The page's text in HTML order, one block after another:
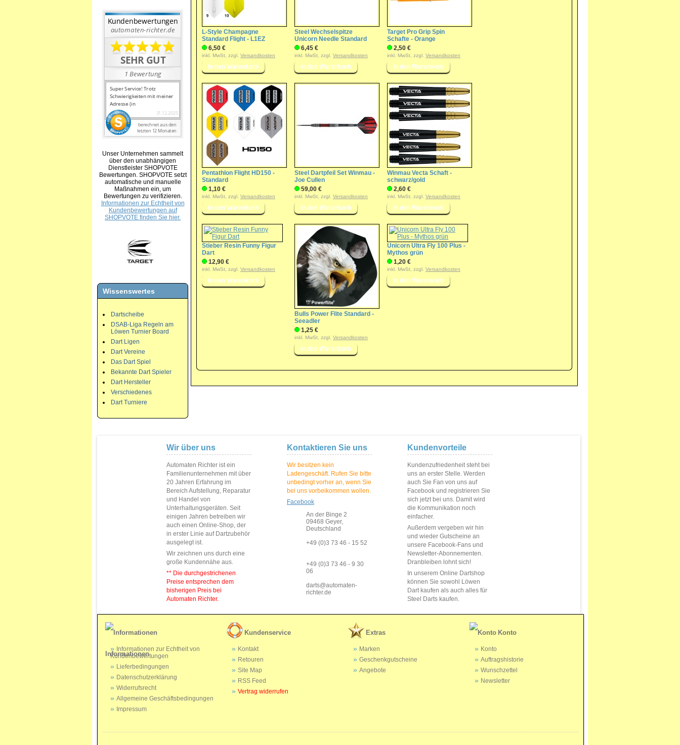
Unser Unternehmen sammelt
über den unabhängigen
Dienstleister SHOPVOTE
Bewertungen. SHOPVOTE setzt
automatische und manuelle
Maßnahmen ein, um
Bewertungen zu verifizieren.
Informationen zur Echtheit von
Kundenbewertungen auf
SHOPVOTE finden Sie hier.
Wissenswertes
Dartscheibe
DSAB-Liga Regeln am
Löwen Turnier Board
Dart Ligen
Dart Vereine
Das Dart Spiel
Bekannte Dart Spieler
Dart Hersteller
Verschiedenes
Dart Turniere
L-Style Champagne
Standard Flight - L1EZ
6,50 €
inkl. MwSt, zzgl. Versandkosten
Steel Wechselspitze
Unicorn Needle Standard
6,45 €
inkl. MwSt, zzgl. Versandkosten
Target Pro Grip Spin
Schafte - Orange
2,50 €
inkl. MwSt, zzgl. Versandkosten
Pentathlon Flight HD150 -
Standard
1,10 €
inkl. MwSt, zzgl. Versandkosten
Steel Dartpfeil Set Winmau -
Joe Cullen
59,00 €
inkl. MwSt, zzgl. Versandkosten
Winmau Vecta Schaft -
schwarz/gold
2,60 €
inkl. MwSt, zzgl. Versandkosten
Stieber Resin Funny Figur
Dart
12,90 €
inkl. MwSt, zzgl. Versandkosten
Bulls Power Flite Standard -
Seeadler
1,25 €
inkl. MwSt, zzgl. Versandkosten
Unicorn Ultra Fly 100 Plus -
Mythos grün
1,20 €
inkl. MwSt, zzgl. Versandkosten
Wir über uns
Automaten Richter ist ein
Familienunternehmen mit über
20 Jahren Erfahrung im
Bereich Aufstellung, Reparatur
und Handel von
Unterhaltungsgeräten. Seit
einigen Jahren betreiben wir
auch einen Online-Shop, der
in erster Linie auf Dartzubehör
ausgelegt ist.
Wir zeichnen uns durch eine
große Kundennähe aus.
** Die durchgestrichenen
Preise entsprechen dem
bisherigen Preis bei
Automaten Richter.
Kontaktieren Sie uns
Wir besitzen kein
Ladengeschäft. Rufen Sie bitte
unbedingt vorher an, wenn Sie
bei uns vorbeikommen wollen.
Facebook
An der Binge 2
09468 Geyer,
Deutschland
+49 (0)3 73 46 - 15 52
+49 (0)3 73 46 - 9 30
06
darts@automaten-
richter.de
Kundenvorteile
Kundenzufriedenheit steht bei
uns an erster Stelle. Werden
auch Sie Fan von uns auf
Facebook und registrieren Sie
sich jetzt bei uns. Damit wird
die Kommunikation noch
einfacher.
Außerdem vergeben wir hin
und wieder Gutscheine an
unsere Facebook-Fans und
Newsletter-Abonnementen.
Dranbleiben lohnt sich!
In unserem Online Dartshop
können Sie sowohl Löwen
Dart kaufen als auch alles für
Steel Darts kaufen.
Informationen
Informationen zur Echtheit von
Kundenbewertungen
Lieferbedingungen
Datenschutzerklärung
Widerrufsrecht
Allgemeine Geschäftsbedingungen
Impressum
Kundenservice
Kontakt
Retouren
Site Map
RSS Feed
Vertrag widerrufen
Extras
Marken
Geschenkgutscheine
Angebote
Konto
Konto
Auftragshistorie
Wunschzettel
Newsletter